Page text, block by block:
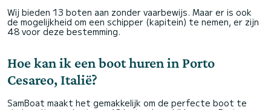
Wij bieden 13 boten aan zonder vaarbewijs. Maar er is ook
de mogelijkheid om een schipper (kapitein) te nemen, er zijn
48 voor deze bestemming.
Hoe kan ik een boot huren in Porto
Cesareo, Italië?
SamBoat maakt het gemakkelijk om de perfecte boot te